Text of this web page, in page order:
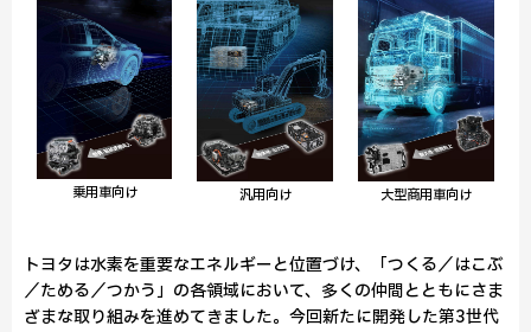
乗用車向け 汎用向け 大型商用車向け
トヨタは水素を重要なエネルギーと位置づけ、「つくる／はこぶ
／ためる／つかう」の各領域において、多くの仲間とともにさま
ざまな取り組みを進めてきました。今回新たに開発した第3世代